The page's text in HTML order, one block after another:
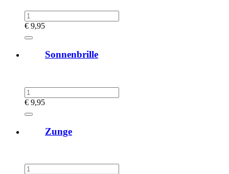
€ 9,95
Sonnenbrille
€ 9,95
Zunge